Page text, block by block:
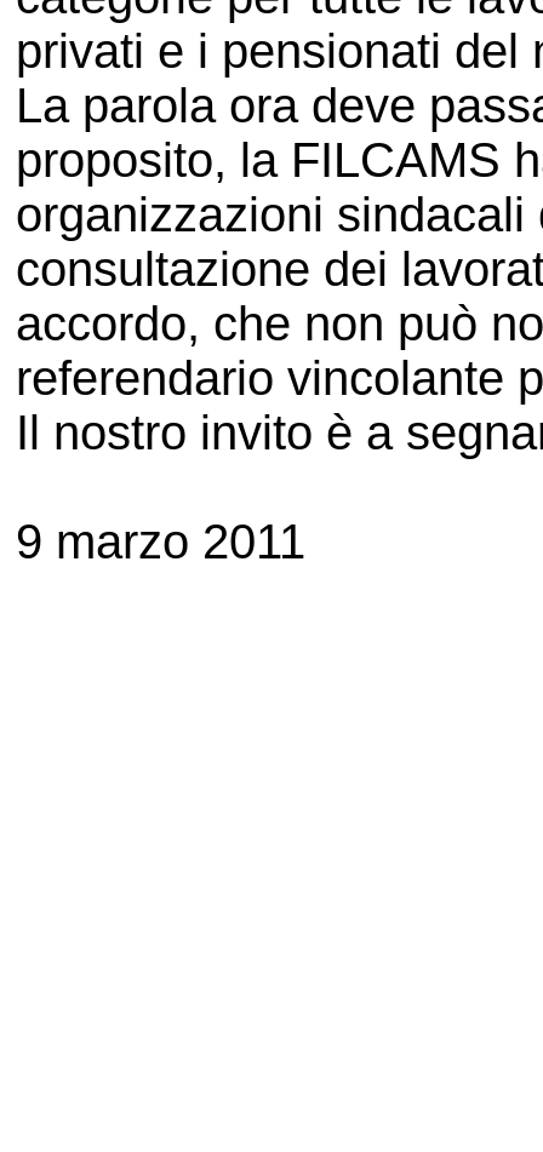
privati e i pensionati del
La parola ora deve
proposito, la FILCAMS
organizzazioni sindacali
consultazione dei
accordo, che non può
referendario vincolante
Il nostro invito è a
9 marzo 2011